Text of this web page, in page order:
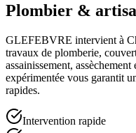
Plombier &
GLEFEBVRE intervient à
travaux de plomberie,
assainissement,
expérimentée vous garantit
rapides.
Intervention rapide